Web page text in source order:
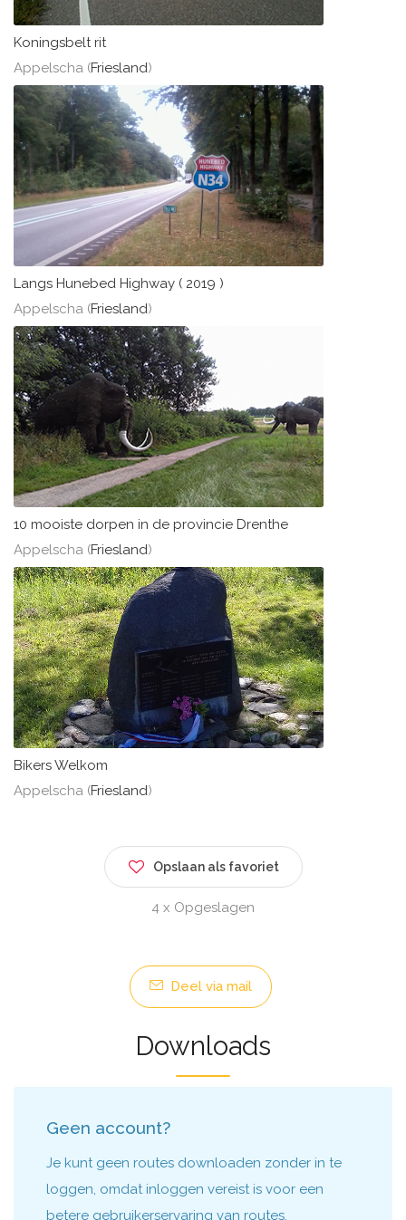
Koningsbelt rit
Appelscha (Friesland)
Langs Hunebed Highway ( 2019 )
Appelscha (Friesland)
10 mooiste dorpen in de provincie Drenthe
Appelscha (Friesland)
Bikers Welkom
Appelscha (Friesland)
Opslaan als favoriet
4 x Opgeslagen
Deel via mail
Downloads
Geen account?
Je kunt geen routes downloaden zonder in te
loggen, omdat inloggen vereist is voor een
betere gebruikerservaring van routes.